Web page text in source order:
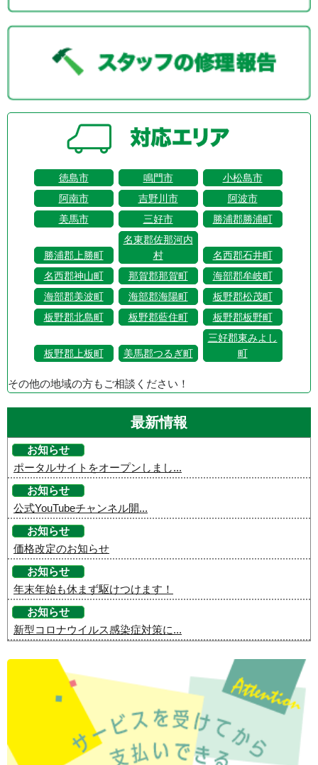
徳島市 鳴門市
小松島市
阿南市
吉野川市
阿波市
美馬市
三好市 勝浦郡勝浦町
勝浦郡上勝町
名東郡佐那河内
村
名西郡石井町
名西郡神山町
那賀郡那賀町
海部郡牟岐町
海部郡美波町
海部郡海陽町
板野郡松茂町
板野郡北島町
板野郡藍住町 板野郡板野町
板野郡上板町 美馬郡つるぎ町
三好郡東みよし
町
その他の地域の方もご相談ください！
最新情報
お知らせ
ポータルサイトをオープンしまし...
お知らせ
公式YouTubeチャンネル開...
お知らせ
価格改定のお知らせ
お知らせ
年末年始も休まず駆けつけます！
お知らせ
新型コロナウイルス感染症対策に...